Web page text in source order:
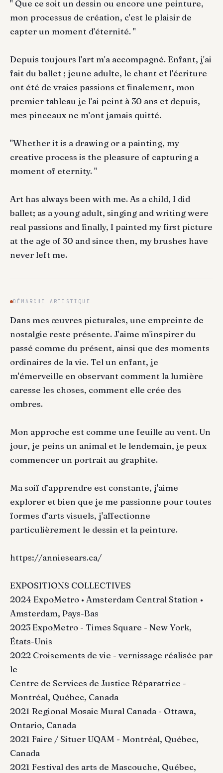
" Que ce soit un dessin ou encore une peinture,
mon processus de création, c'est le plaisir de
capter un moment d'éternité. "
Depuis toujours l'art m'a accompagné. Enfant, j'ai
fait du ballet ; jeune adulte, le chant et l'écriture
ont été de vraies passions et finalement, mon
premier tableau je l'ai peint à 30 ans et depuis,
mes pinceaux ne m'ont jamais quitté.
"Whether it is a drawing or a painting, my
creative process is the pleasure of capturing a
moment of eternity. "
Art has always been with me. As a child, I did
ballet; as a young adult, singing and writing were
real passions and finally, I painted my first picture
at the age of 30 and since then, my brushes have
never left me.
DÉMARCHE ARTISTIQUE
Dans mes œuvres picturales, une empreinte de
nostalgie reste présente. J'aime m'inspirer du
passé comme du présent, ainsi que des moments
ordinaires de la vie. Tel un enfant, je
m'émerveille en observant comment la lumière
caresse les choses, comment elle crée des
ombres.
Mon approche est comme une feuille au vent. Un
jour, je peins un animal et le lendemain, je peux
commencer un portrait au graphite.
Ma soif d’apprendre est constante, j'aime
explorer et bien que je me passionne pour toutes
formes d’arts visuels, j'affectionne
particulièrement le dessin et la peinture.
https://anniesears.ca/
EXPOSITIONS COLLECTIVES
2024 ExpoMetro • Amsterdam Central Station •
Amsterdam, Pays-Bas
2023 ExpoMetro - Times Square - New York,
États-Unis
2022 Croisements de vie - vernissage réalisée par
le
Centre de Services de Justice Réparatrice -
Montréal, Québec, Canada
2021 Regional Mosaic Mural Canada - Ottawa,
Ontario, Canada
2021 Faire / Situer UQAM - Montréal, Québec,
Canada
2021 Festival des arts de Mascouche, Québec,